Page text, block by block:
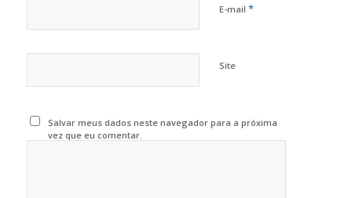
E-mail *
Site
Salvar meus dados neste navegador para a próxima
vez que eu comentar.